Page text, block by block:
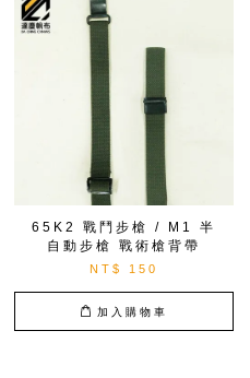
65K2 戰鬥步槍 / M1 半
自動步槍 戰術槍背帶
NT$ 150
加入購物車